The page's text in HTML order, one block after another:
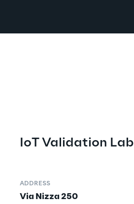
IoT Validation Lab
ADDRESS
Via Nizza 250